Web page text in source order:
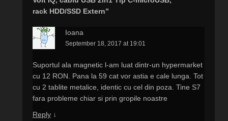
rack HDD/SSD Extern”
Ioana
September 18, 2017 at 19:01
Suportul ala magnetic l-am luat dintr-un hypermarket
cu 12 RON. Pana la 59 cat vor astia e cale lunga. Tot
cu 2 tablite metalice, identic cu cel din poza. Tine S7
fara probleme chiar si prin gropile noastre
Reply ↓